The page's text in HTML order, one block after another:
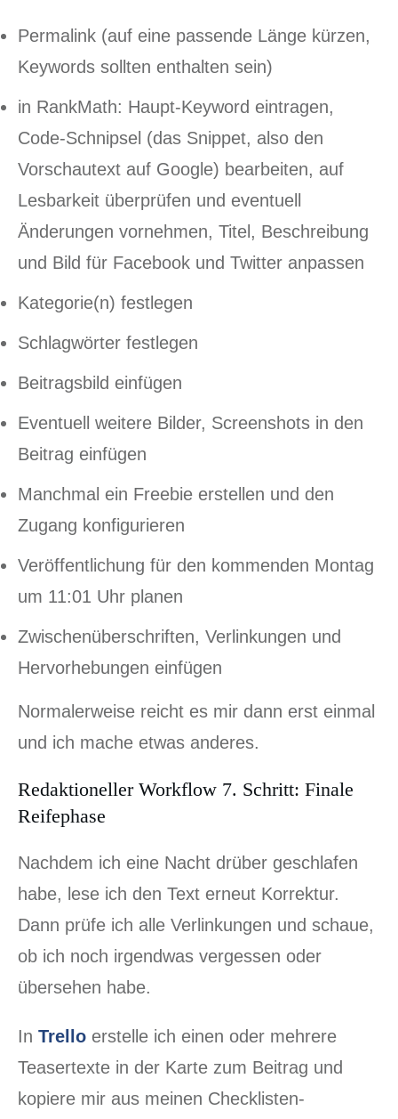
Permalink (auf eine passende Länge kürzen,
Keywords sollten enthalten sein)
in RankMath: Haupt-Keyword eintragen,
Code-Schnipsel (das Snippet, also den
Vorschautext auf Google) bearbeiten, auf
Lesbarkeit überprüfen und eventuell
Änderungen vornehmen, Titel, Beschreibung
und Bild für Facebook und Twitter anpassen
Kategorie(n) festlegen
Schlagwörter festlegen
Beitragsbild einfügen
Eventuell weitere Bilder, Screenshots in den
Beitrag einfügen
Manchmal ein Freebie erstellen und den
Zugang konfigurieren
Veröffentlichung für den kommenden Montag
um 11:01 Uhr planen
Zwischenüberschriften, Verlinkungen und
Hervorhebungen einfügen
Normalerweise reicht es mir dann erst einmal
und ich mache etwas anderes.
Redaktioneller Workflow 7. Schritt: Finale
Reifephase
Nachdem ich eine Nacht drüber geschlafen
habe, lese ich den Text erneut Korrektur.
Dann prüfe ich alle Verlinkungen und schaue,
ob ich noch irgendwas vergessen oder
übersehen habe.
In Trello erstelle ich einen oder mehrere
Teasertexte in der Karte zum Beitrag und
kopiere mir aus meinen Checklisten-